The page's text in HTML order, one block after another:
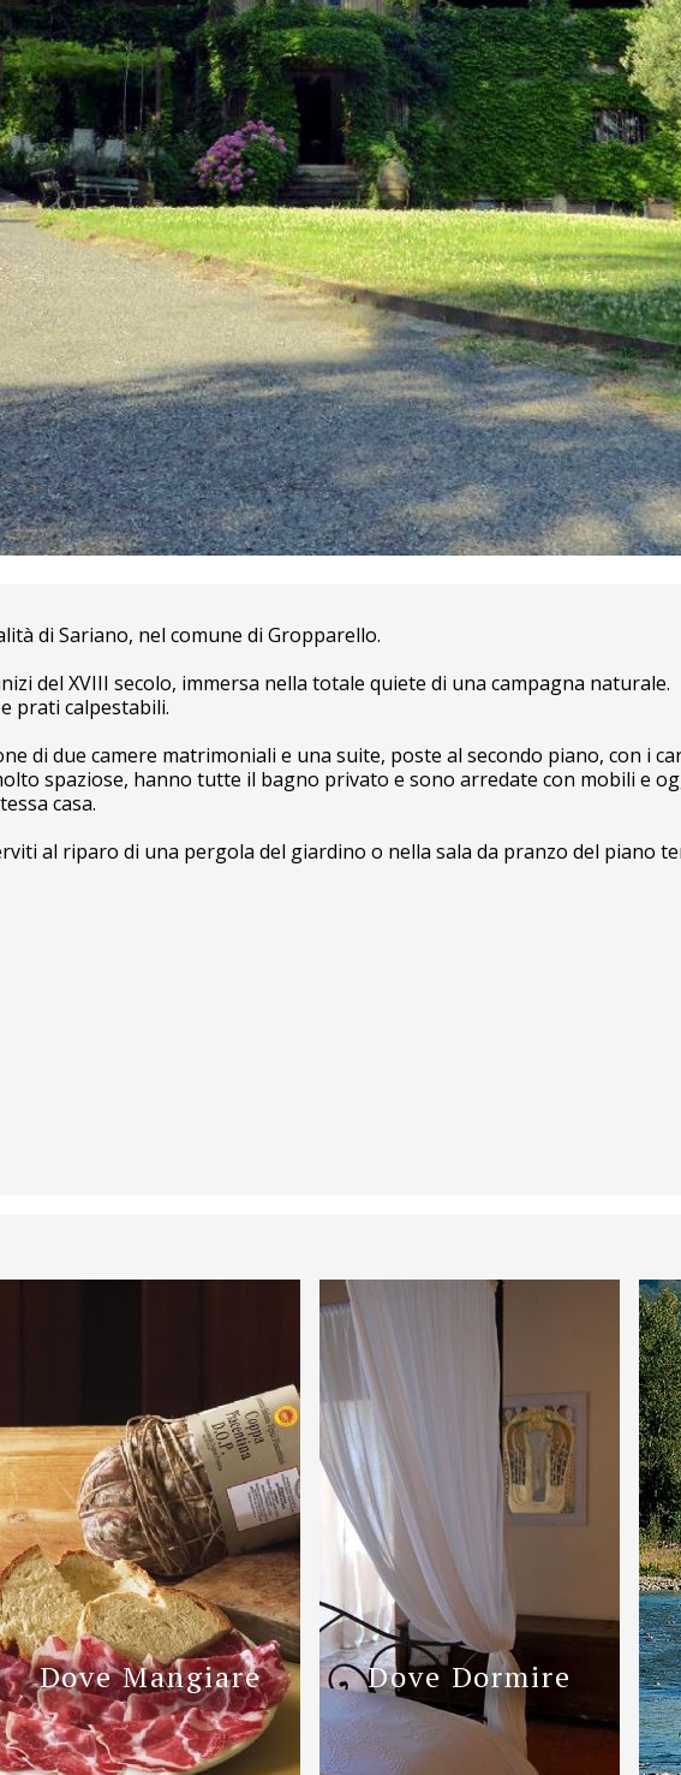
di Sariano, nel comune di Gropparello.
del XVIII secolo, immersa nella totale quiete di una campagna
prati calpestabili.
di due camere matrimoniali e una suite, poste al secondo piano, con i
spaziose, hanno tutte il bagno privato e sono arredate con mobili e
casa.
al riparo di una pergola del giardino o nella sala da pranzo del piano
Dove Mangiare Dove Dormire